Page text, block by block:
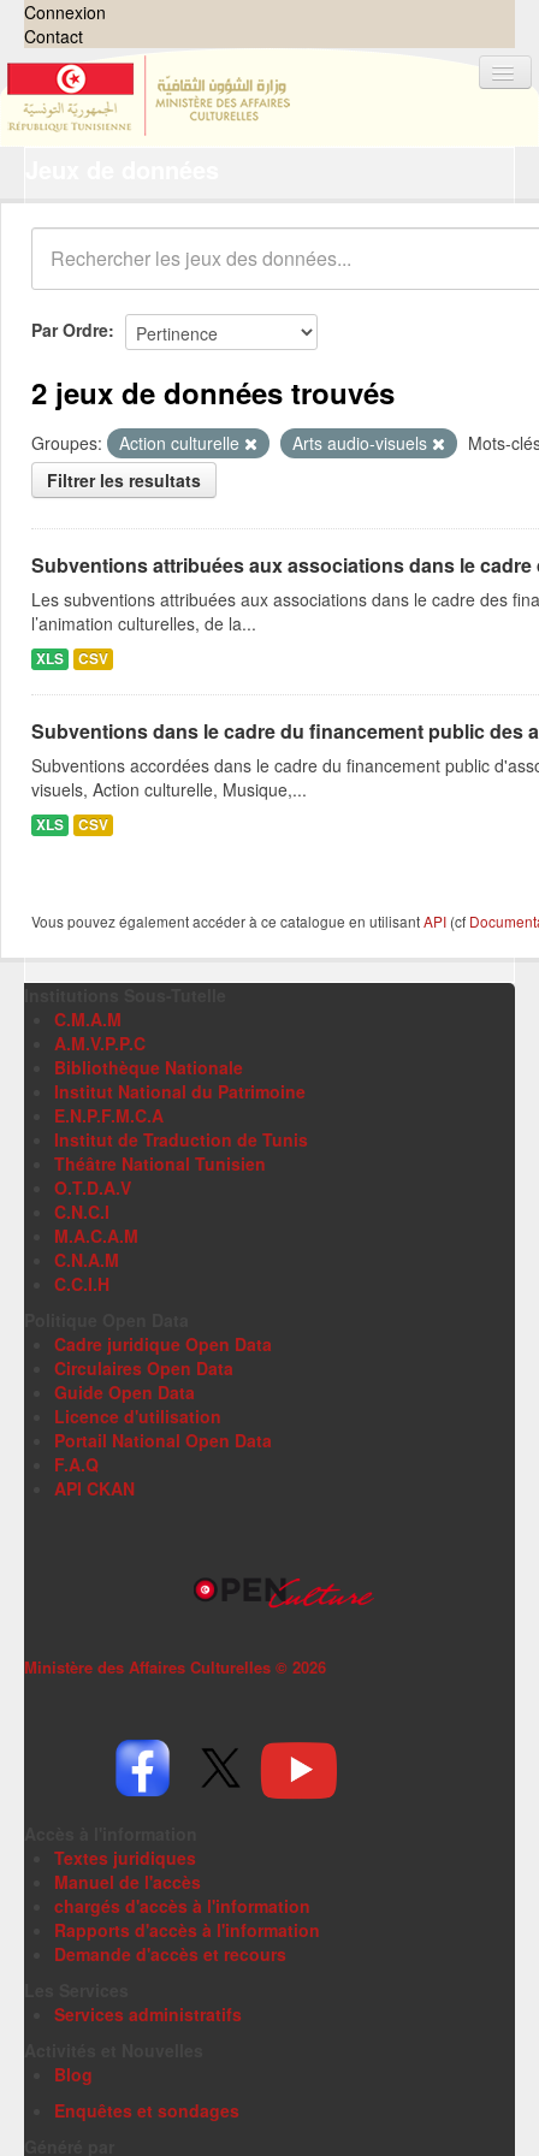
Connexion
Contact
Organisations
Groupes
Demandes 0
À propos
Par Ordre
2 jeux de données trouvés
Groupes: Action culturelle Arts audio-visuels
Mots-
Filtrer les resultats
Subventions attribuées aux associations dans le
Les subventions attribuées aux associations dans le cadre des
l’animation culturelles, de la...
XLS CSV
Subventions dans le cadre du financement public des
Subventions accordées dans le cadre du financement public
visuels, Action culturelle, Musique,...
XLS CSV
Vous pouvez également accéder à ce catalogue en utilisantAPI (cf
C.M.A.M
A.M.V.P.P.C
Bibliothèque Nationale
Institut National du Patrimoine
E.N.P.F.M.C.A
Institut de Traduction de Tunis
Théâtre National Tunisien
O.T.D.A.V
C.N.C.I
M.A.C.A.M
C.N.A.M
C.C.I.H
Cadre juridique Open Data
Circulaires Open Data
Guide Open Data
Licence d'utilisation
Portail National Open Data
F.A.Q
API CKAN
Ministère des Affaires Culturelles © 2026
Textes juridiques
Manuel de l'accès
chargés d'accès à l'information
Rapports d'accès à l'information
Demande d'accès et recours
Services administratifs
Blog
Enquêtes et sondages